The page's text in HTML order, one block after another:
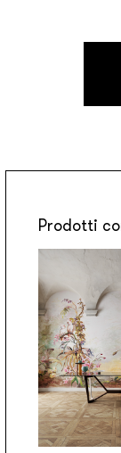
Prodotti